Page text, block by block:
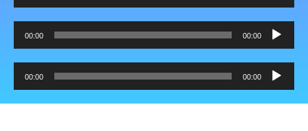
Player
Audio
Player
00:00
00:00
Audio
Player
00:00
00:00